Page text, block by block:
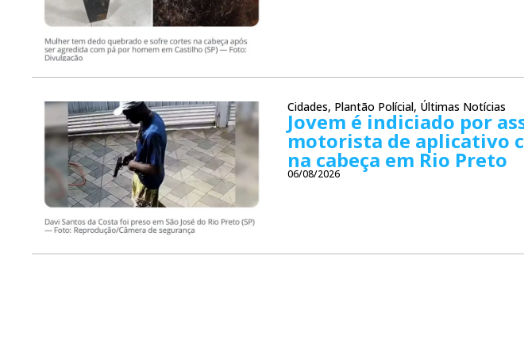
Cidades, Plantão Polícial, Últimas Notícias
Jovem é indiciado por
motorista de aplicativo
na cabeça em Rio Preto
06/08/2026